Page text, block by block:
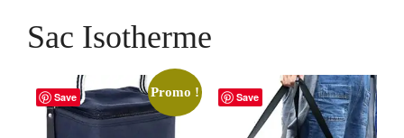
Sac Isotherme
Save Promo ! Save